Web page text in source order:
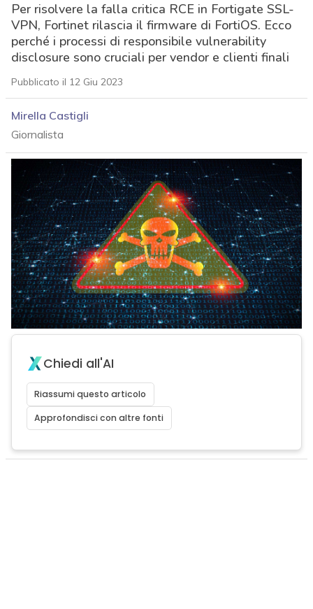
Per risolvere la falla critica RCE in Fortigate SSL-
VPN, Fortinet rilascia il firmware di FortiOS. Ecco
perché i processi di responsibile vulnerability
disclosure sono cruciali per vendor e clienti finali
Pubblicato il 12 Giu 2023
Mirella Castigli
Giornalista
Chiedi all'AI
Riassumi questo articolo
Approfondisci con altre fonti